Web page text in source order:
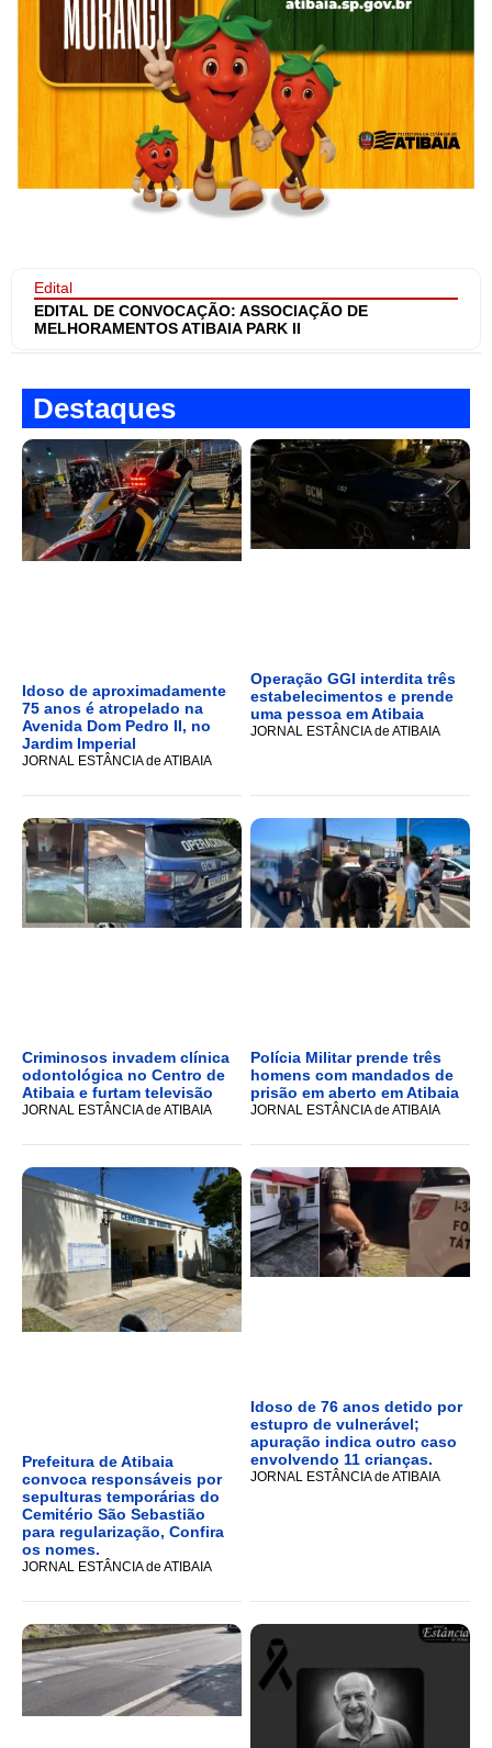
Edital
EDITAL DE CONVOCAÇÃO: ASSOCIAÇÃO DE
MELHORAMENTOS ATIBAIA PARK II
Destaques
Idoso de aproximadamente
75 anos é atropelado na
Avenida Dom Pedro II, no
Jardim Imperial
JORNAL ESTÂNCIA de ATIBAIA
Operação GGI interdita três
estabelecimentos e prende
uma pessoa em Atibaia
JORNAL ESTÂNCIA de ATIBAIA
Criminosos invadem clínica
odontológica no Centro de
Atibaia e furtam televisão
JORNAL ESTÂNCIA de ATIBAIA
Polícia Militar prende três
homens com mandados de
prisão em aberto em Atibaia
JORNAL ESTÂNCIA de ATIBAIA
Prefeitura de Atibaia
convoca responsáveis por
sepulturas temporárias do
Cemitério São Sebastião
para regularização, Confira
os nomes.
JORNAL ESTÂNCIA de ATIBAIA
Idoso de 76 anos detido por
estupro de vulnerável;
apuração indica outro caso
envolvendo 11 crianças.
JORNAL ESTÂNCIA de ATIBAIA